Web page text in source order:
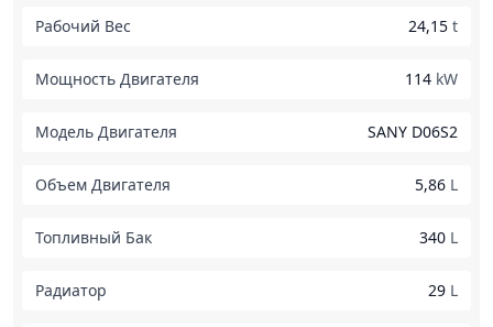
Рабочий Вес 24,15 t
Мощность Двигателя 114 kW
Модель Двигателя SANY D06S2
Объем Двигателя 5,86 L
Топливный Бак 340 L
Радиатор 29 L